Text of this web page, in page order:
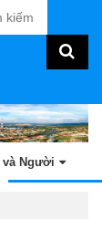
Người